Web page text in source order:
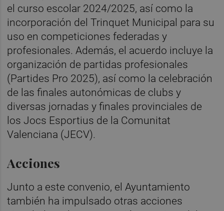
el curso escolar 2024/2025, así como la
incorporación del Trinquet Municipal para su
uso en competiciones federadas y
profesionales. Además, el acuerdo incluye la
organización de partidas profesionales
(Partides Pro 2025), así como la celebración
de las finales autonómicas de clubs y
diversas jornadas y finales provinciales de
los Jocs Esportius de la Comunitat
Valenciana (JECV).
Acciones
Junto a este convenio, el Ayuntamiento
también ha impulsado otras acciones